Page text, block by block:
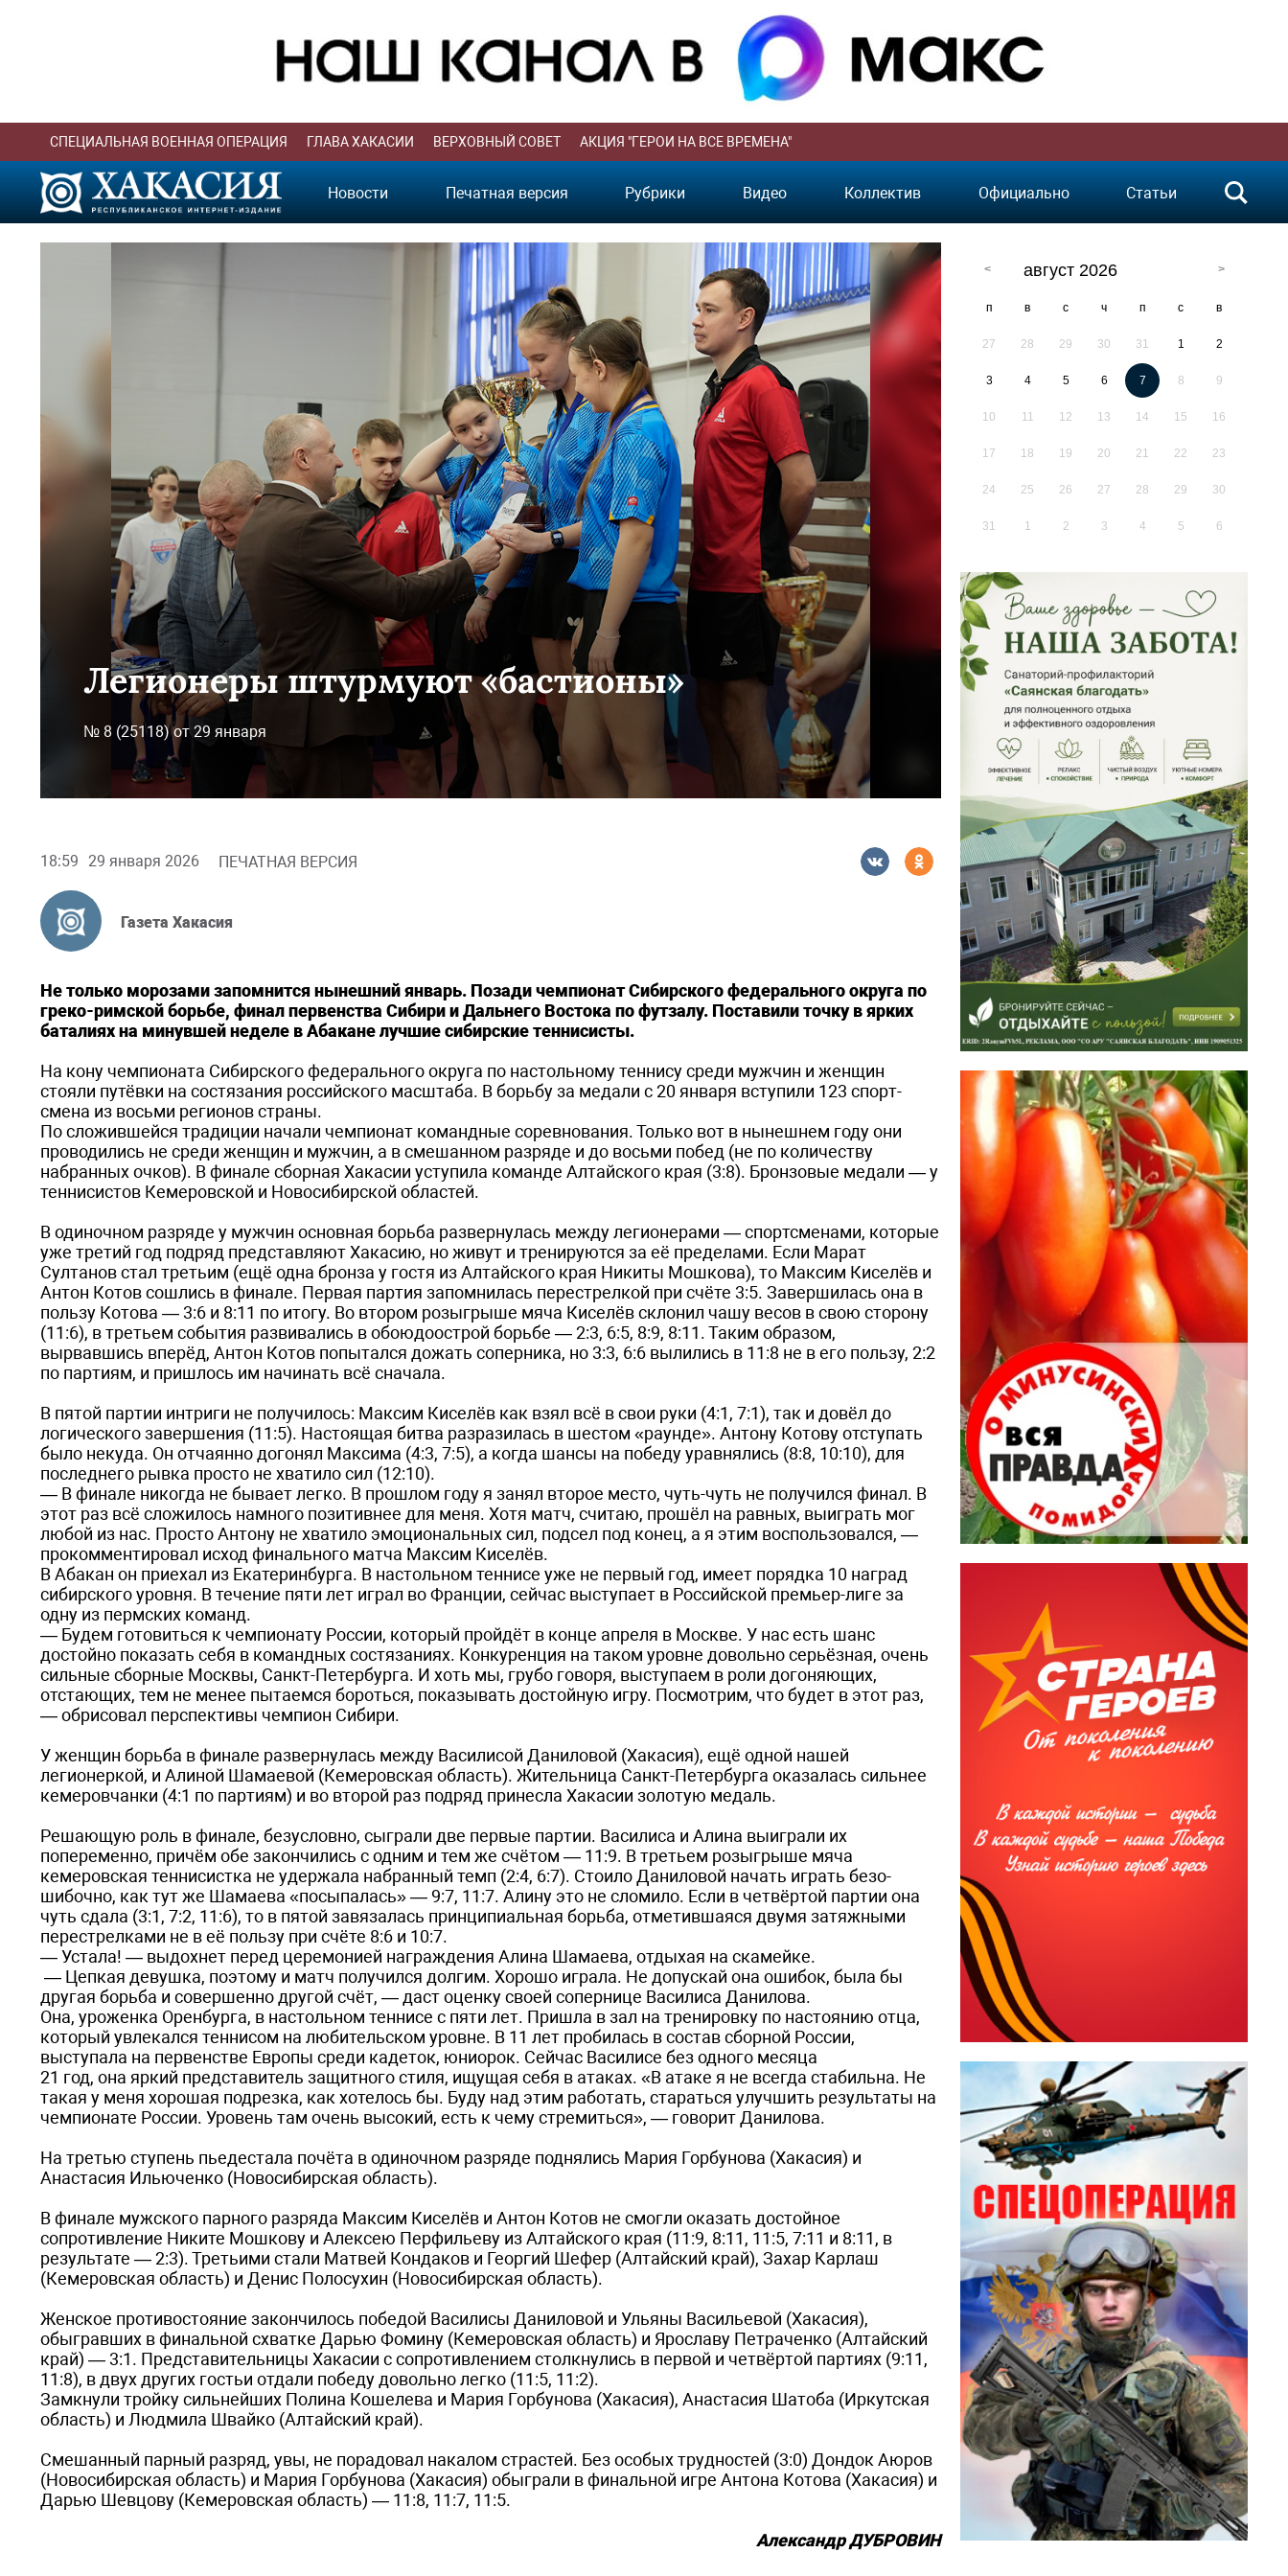
СПЕЦИАЛЬНАЯ ВОЕННАЯ ОПЕРАЦИЯ ГЛАВА ХАКАСИИ ВЕРХОВНЫЙ СОВЕТ АКЦИЯ "ГЕРОИ НА ВСЕ ВРЕМЕНА"
Новости Печатная версия Рубрики Видео Коллектив Официально Статьи
Легионеры штурмуют «бастионы»
№ 8 (25118) от 29 января
18:59 29 января 2026 ПЕЧАТНАЯ ВЕРСИЯ
Газета Хакасия
Не только морозами запомнится нынешний январь. Позади чемпионат Сибирского федерального округа по
греко-римской борьбе, финал первенства Сибири и Дальнего Востока по футзалу. Поставили точку в ярких
баталиях на минувшей неделе в Абакане лучшие сибирские теннисисты.
На кону чемпионата Сибирского федерального округа по настольному теннису среди мужчин и женщин
стояли путёвки на состязания российского масштаба. В борьбу за медали с 20 января вступили 123 спорт­
смена из восьми регионов страны.
По сложившейся традиции начали чемпионат командные соревнования. Только вот в нынешнем году они
проводились не среди женщин и мужчин, а в смешанном разряде и до восьми побед (не по количеству
набранных очков). В финале сборная Хакасии уступила команде Алтайского края (3:8). Бронзовые медали — у
теннисистов Кемеровской и Новосибирской областей.
В одиночном разряде у мужчин основная борьба развернулась между легионерами — спортсменами, которые
уже третий год подряд представляют Хакасию, но живут и тренируются за её пределами. Если Марат
Султанов стал третьим (ещё одна бронза у гостя из Алтайского края Никиты Мошкова), то Максим Киселёв и
Антон Котов сошлись в финале. Первая партия запомнилась перестрелкой при счёте 3:5. Завершилась она в
пользу Котова — 3:6 и 8:11 по итогу. Во втором розыгрыше мяча Киселёв склонил чашу весов в свою сторону
(11:6), в третьем события развивались в обоюдоострой борьбе — 2:3, 6:5, 8:9, 8:11. Таким образом,
вырвавшись вперёд, Антон Котов попытался дожать соперника, но 3:3, 6:6 вылились в 11:8 не в его пользу, 2:2
по партиям, и пришлось им начинать всё сначала.
В пятой партии интриги не получилось: Максим Киселёв как взял всё в свои руки (4:1, 7:1), так и довёл до
логического завершения (11:5). Настоящая битва разразилась в шестом «раунде». Антону Котову отступать
было некуда. Он отчаянно догонял Максима (4:3, 7:5), а когда шансы на победу уравнялись (8:8, 10:10), для
последнего рывка просто не хватило сил (12:10).
— В финале никогда не бывает легко. В прошлом году я занял второе место, чуть-чуть не получился финал. В
этот раз всё сложилось намного позитивнее для меня. Хотя матч, считаю, прошёл на равных, выиграть мог
любой из нас. Просто Антону не хватило эмоциональных сил, подсел под конец, а я этим воспользовался, —
прокомментировал исход финального матча Максим Киселёв.
В Абакан он приехал из Екатеринбурга. В настольном теннисе уже не первый год, имеет порядка 10 наград
сибирского уровня. В течение пяти лет играл во Франции, сейчас выступает в Российской премьер-лиге за
одну из пермских команд.
— Будем готовиться к чемпионату России, который пройдёт в конце апреля в Москве. У нас есть шанс
достойно показать себя в командных состязаниях. Конкуренция на таком уровне довольно серьёзная, очень
сильные сборные Москвы, Санкт-Петербурга. И хоть мы, грубо говоря, выступаем в роли догоняющих,
отстающих, тем не менее пытаемся бороться, показывать достойную игру. Посмотрим, что будет в этот раз,
— обрисовал перспективы чемпион Сибири.
У женщин борьба в финале развернулась между Василисой Даниловой (Хакасия), ещё одной нашей
легионеркой, и Алиной Шамаевой (Кемеровская область). Жительница Санкт-Петербурга оказалась сильнее
кемеровчанки (4:1 по партиям) и во второй раз подряд принесла Хакасии золотую медаль.
Решающую роль в финале, безусловно, сыграли две первые партии. Василиса и Алина выиграли их
попеременно, причём обе закончились с одним и тем же счётом — 11:9. В третьем розыгрыше мяча
кемеровская теннисистка не удержала набранный темп (2:4, 6:7). Стоило Даниловой начать играть безо­
шибочно, как тут же Шамаева «посыпалась» — 9:7, 11:7. Алину это не сломило. Если в четвёртой партии она
чуть сдала (3:1, 7:2, 11:6), то в пятой завязалась принципиальная борьба, отметившаяся двумя затяжными
перестрелками не в её пользу при счёте 8:6 и 10:7.
— Устала! — выдохнет перед церемонией награждения Алина Шамаева, отдыхая на скамейке.
— Цепкая девушка, поэтому и матч получился долгим. Хорошо играла. Не допускай она ошибок, была бы
другая борьба и совершенно другой счёт, — даст оценку своей сопернице Василиса Данилова.
Она, уроженка Оренбурга, в настольном теннисе с пяти лет. Пришла в зал на тренировку по настоянию отца,
который увлекался теннисом на любительском уровне. В 11 лет пробилась в состав сборной России,
выступала на первенстве Европы среди кадеток, юниорок. Сейчас Василисе без одного месяца
21 год, она яркий представитель защитного стиля, ищущая себя в атаках. «В атаке я не всегда стабильна. Не
такая у меня хорошая подрезка, как хотелось бы. Буду над этим работать, стараться улучшить результаты на
чемпионате России. Уровень там очень высокий, есть к чему стремиться», — говорит Данилова.
На третью ступень пьедестала почёта в одиночном разряде поднялись Мария Горбунова (Хакасия) и
Анастасия Ильюченко (Новосибирская область).
В финале мужского парного разряда Максим Киселёв и Антон Котов не смогли оказать достойное
сопротивление Никите Мошкову и Алексею Перфильеву из Алтайского края (11:9, 8:11, 11:5, 7:11 и 8:11, в
результате — 2:3). Третьими стали Матвей Кондаков и Георгий Шефер (Алтайский край), Захар Карлаш
(Кемеровская область) и Денис Полосухин (Новосибирская область).
Женское противостояние закончилось победой Василисы Даниловой и Ульяны Васильевой (Хакасия),
обыгравших в финальной схватке Дарью Фомину (Кемеровская область) и Ярославу Петраченко (Алтайский
край) — 3:1. Представительницы Хакасии с сопротивлением столкнулись в первой и четвёртой партиях (9:11,
11:8), в двух других гостьи отдали победу довольно легко (11:5, 11:2).
Замкнули тройку сильнейших Полина Кошелева и Мария Горбунова (Хакасия), Анастасия Шатоба (Иркутская
область) и Людмила Швайко (Алтайский край).
Смешанный парный разряд, увы, не порадовал накалом страстей. Без особых трудностей (3:0) Дондок Аюров
(Новосибирская область) и Мария Горбунова (Хакасия) обыграли в финальной игре Антона Котова (Хакасия) и
Дарью Шевцову (Кемеровская область) — 11:8, 11:7, 11:5.
Александр ДУБРОВИН
август 2026
п в с ч п с в
27 28 29 30 31 1 2
3 4 5 6 7 8 9
10 11 12 13 14 15 16
17 18 19 20 21 22 23
24 25 26 27 28 29 30
31 1 2 3 4 5 6